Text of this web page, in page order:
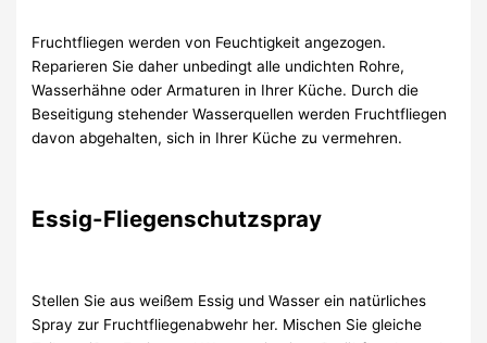
Fruchtfliegen werden von Feuchtigkeit angezogen.
Reparieren Sie daher unbedingt alle undichten Rohre,
Wasserhähne oder Armaturen in Ihrer Küche. Durch die
Beseitigung stehender Wasserquellen werden Fruchtfliegen
davon abgehalten, sich in Ihrer Küche zu vermehren.
Essig-Fliegenschutzspray
Stellen Sie aus weißem Essig und Wasser ein natürliches
Spray zur Fruchtfliegenabwehr her. Mischen Sie gleiche